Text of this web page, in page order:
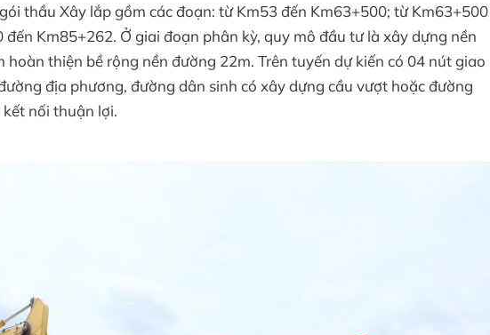
thầu Xây lắp gồm các đoạn: từ Km53 đến Km63+500; từ Km63+500
Km85+262. Ở giai đoạn phân kỳ, quy mô đầu tư là xây dựng nền
thiện bề rộng nền đường 22m. Trên tuyến dự kiến có 04 nút giao
địa phương, đường dân sinh có xây dựng cầu vượt hoặc đường
nối thuận lợi.